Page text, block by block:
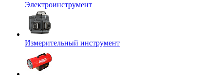
Электроинструмент
Измерительный инструмент